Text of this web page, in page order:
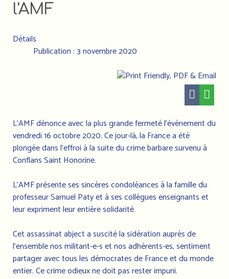
l'AMF
Détails
Publication : 3 novembre 2020
L’AMF dénonce avec la plus grande fermeté l’évènement du
vendredi 16 octobre 2020. Ce jour-là, la France a été
plongée dans l'effroi à la suite du crime barbare survenu à
Conflans Saint Honorine.
L’AMF présente ses sincères condoléances à la famille du
professeur Samuel Paty et à ses collègues enseignants et
leur expriment leur entière solidarité.
Cet assassinat abject a suscité la sidération auprès de
l’ensemble nos militant-e-s et nos adhérents-es, sentiment
partager avec tous les démocrates de France et du monde
entier. Ce crime odieux ne doit pas rester impuni.